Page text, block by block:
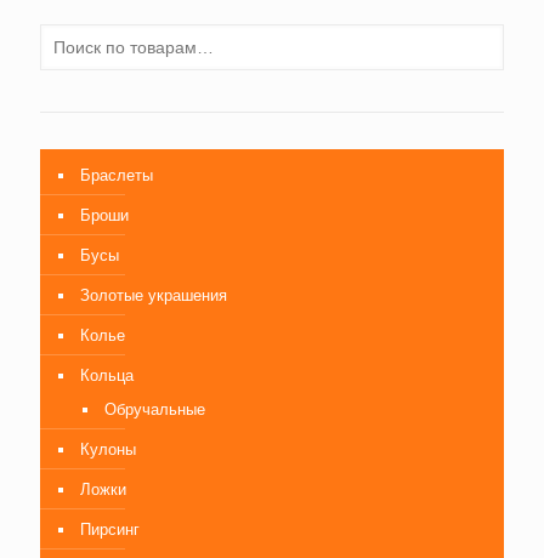
Браслеты
Броши
Бусы
Золотые украшения
Колье
Кольца
Обручальные
Кулоны
Ложки
Пирсинг